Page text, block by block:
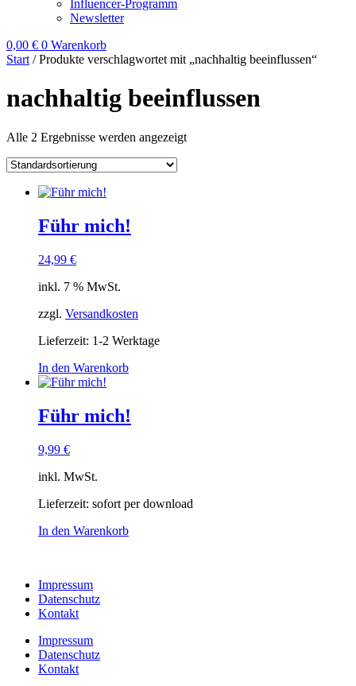
Influencer-Programm
Newsletter
0,00 € 0 Warenkorb
Start / Produkte verschlagwortet mit „nachhaltig beeinflussen“
nachhaltig beeinflussen
Alle 2 Ergebnisse werden angezeigt
Führ mich!
24,99 €
inkl. 7 % MwSt.
zzgl. Versandkosten
Lieferzeit: 1-2 Werktage
In den Warenkorb
Führ mich!
9,99 €
inkl. MwSt.
Lieferzeit: sofort per download
In den Warenkorb
Impressum
Datenschutz
Kontakt
Impressum
Datenschutz
Kontakt